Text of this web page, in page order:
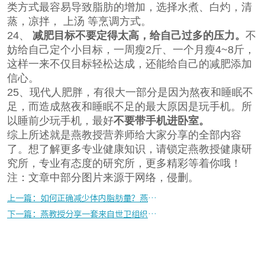
类方式最容易导致脂肪的增加，选择水煮、白灼，清
蒸，凉拌， 上汤 等烹调方式。
24、
减肥目标不要定得太高，给自己过多的压力。 不
妨给自己定个小目标，一周瘦2斤、一个月瘦4~8斤，
这样一来不仅目标轻松达成，还能给自己的减肥添加
信心。
25、现代人肥胖，有很大一部分是因为熬夜和睡眠不
足，而造成熬夜和睡眠不足的最大原因是玩手机。所
以睡前少玩手机，最好不要带手机进卧室。
综上所述就是燕教授营养师给大家分享的全部内容
了。想了解更多专业健康知识，请锁定燕教授健康研
究所，专业有态度的研究所，更多精彩等着你哦！
注：文章中部分图片来源于网络，侵删。
上一篇：如何正确减少体内脂肪量？燕教授3个步骤教你快速掉秤，健康瘦
下一篇：燕教授分享一套来自世卫组织教的不反弹的减肥法与建议